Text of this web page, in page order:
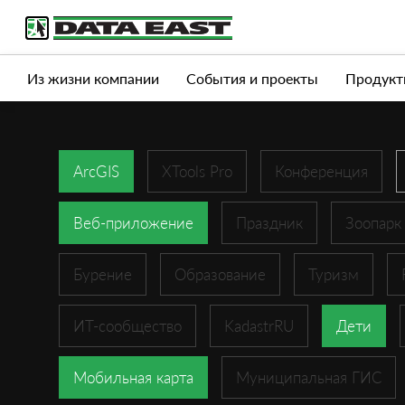
Услуги Продукты Истории успеха
Из жизни компании События и проекты
ArcGIS XTools Pro Конференция
Веб-приложение Праздник Зоопарк
Бурение Образование Туризм
ИТ-сообщество KadastrRU Дети
Мобильная карта Муниципальная ГИС